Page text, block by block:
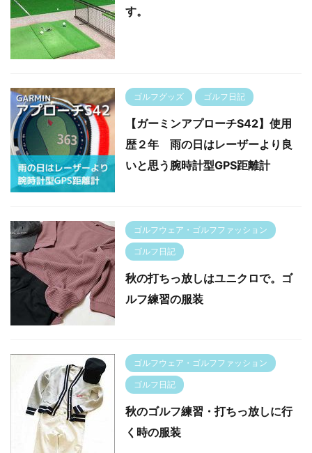
す。
ゴルフグッズ ゴルフ日記
【ガーミンアプローチS42】使用
歴２年 雨の日はレーザーより良
いと思う腕時計型GPS距離計
ゴルフウェア・ゴルフファッション
ゴルフ日記
秋の打ちっ放しはユニクロで。ゴ
ルフ練習の服装
ゴルフウェア・ゴルフファッション
ゴルフ日記
秋のゴルフ練習・打ちっ放しに行
く時の服装